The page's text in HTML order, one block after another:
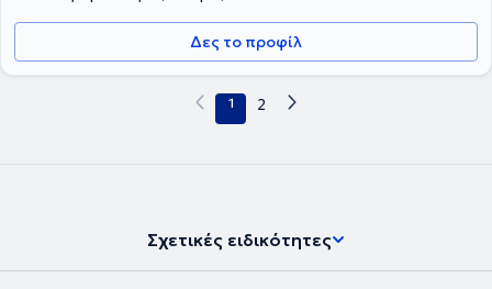
Δες το προφίλ
1 2
Σχετικές ειδικότητες